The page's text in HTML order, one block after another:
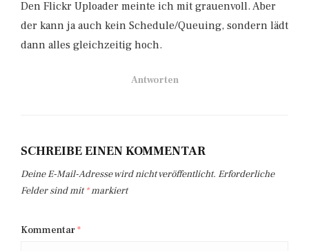
Den Flickr Uploader meinte ich mit grauenvoll. Aber
der kann ja auch kein Schedule/Queuing, sondern lädt
dann alles gleichzeitig hoch.
Antworten
SCHREIBE EINEN KOMMENTAR
Deine E-Mail-Adresse wird nicht veröffentlicht. Erforderliche
Felder sind mit*markiert
Kommentar*